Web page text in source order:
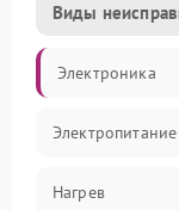
Виды
Электроника
Электропитание
Нагрев